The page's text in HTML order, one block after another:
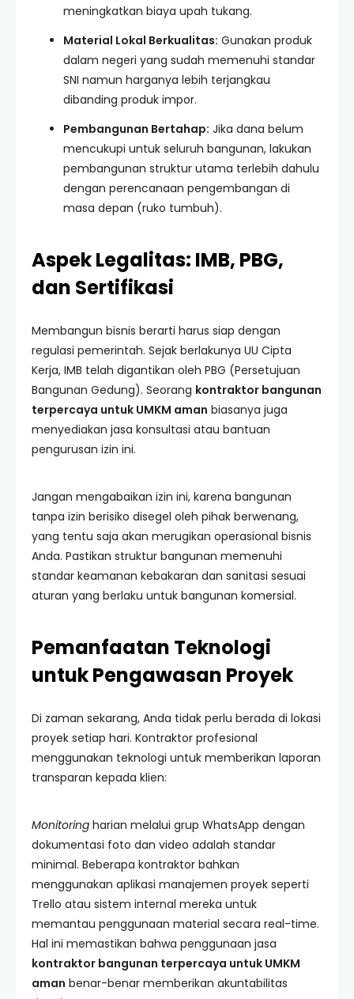
meningkatkan biaya upah tukang.
Material Lokal Berkualitas: Gunakan produk
dalam negeri yang sudah memenuhi standar
SNI namun harganya lebih terjangkau
dibanding produk impor.
Pembangunan Bertahap: Jika dana belum
mencukupi untuk seluruh bangunan, lakukan
pembangunan struktur utama terlebih dahulu
dengan perencanaan pengembangan di
masa depan (ruko tumbuh).
Aspek Legalitas: IMB, PBG,
dan Sertifikasi
Membangun bisnis berarti harus siap dengan
regulasi pemerintah. Sejak berlakunya UU Cipta
Kerja, IMB telah digantikan oleh PBG (Persetujuan
Bangunan Gedung). Seorang kontraktor bangunan
terpercaya untuk UMKM aman biasanya juga
menyediakan jasa konsultasi atau bantuan
pengurusan izin ini.
Jangan mengabaikan izin ini, karena bangunan
tanpa izin berisiko disegel oleh pihak berwenang,
yang tentu saja akan merugikan operasional bisnis
Anda. Pastikan struktur bangunan memenuhi
standar keamanan kebakaran dan sanitasi sesuai
aturan yang berlaku untuk bangunan komersial.
Pemanfaatan Teknologi
untuk Pengawasan Proyek
Di zaman sekarang, Anda tidak perlu berada di lokasi
proyek setiap hari. Kontraktor profesional
menggunakan teknologi untuk memberikan laporan
transparan kepada klien:
Monitoring harian melalui grup WhatsApp dengan
dokumentasi foto dan video adalah standar
minimal. Beberapa kontraktor bahkan
menggunakan aplikasi manajemen proyek seperti
Trello atau sistem internal mereka untuk
memantau penggunaan material secara real-time.
Hal ini memastikan bahwa penggunaan jasa
kontraktor bangunan terpercaya untuk UMKM
aman benar-benar memberikan akuntabilitas